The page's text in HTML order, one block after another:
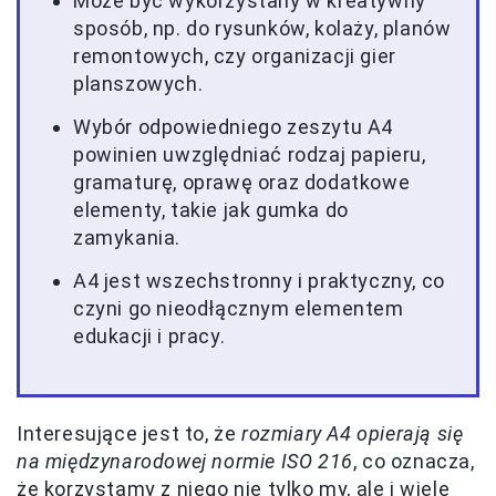
sposób, np. do rysunków, kolaży, planów
remontowych, czy organizacji gier
planszowych.
Wybór odpowiedniego zeszytu A4
powinien uwzględniać rodzaj papieru,
gramaturę, oprawę oraz dodatkowe
elementy, takie jak gumka do
zamykania.
A4 jest wszechstronny i praktyczny, co
czyni go nieodłącznym elementem
edukacji i pracy.
Interesujące jest to, że rozmiary A4 opierają się
na międzynarodowej normie ISO 216, co oznacza,
że korzystamy z niego nie tylko my, ale i wiele